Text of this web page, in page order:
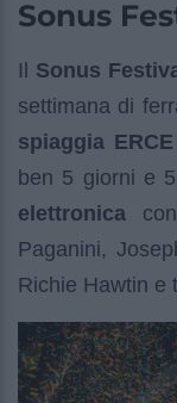
Sonus
Il Sonus
settimana di
spiaggia ERCE
ben 5 giorni e
elettronica
Paganini,
Richie Hawtin e